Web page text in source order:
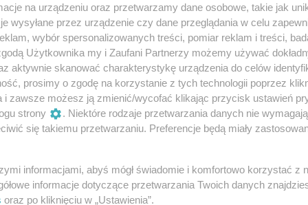
post-punk, no wave czy noise rock. Jazgotliwość oraz
sprawia, że podobnie jak wrocławian, nie idzie ich
na urządzeniu oraz przetwarzamy dane osobowe, takie jak
wysyłane przez urządzenie czy dane przeglądania w celu
wybór spersonalizowanych treści, pomiar reklam i treści,
Użytkownika my i Zaufani Partnerzy możemy używać
aktywnie skanować charakterystykę urządzenia do celów
prosimy o zgodę na korzystanie z tych technologii poprzez
i zawsze możesz ją zmienić/wycofać klikając przycisk ustawień
strony
. Niektóre rodzaje przetwarzania danych nie
się takiemu przetwarzaniu. Preferencje będą miały
informacjami, abyś mógł świadomie i komfortowo korzystać z
informacje dotyczące przetwarzania Twoich danych
oraz po kliknięciu w „Ustawienia”.